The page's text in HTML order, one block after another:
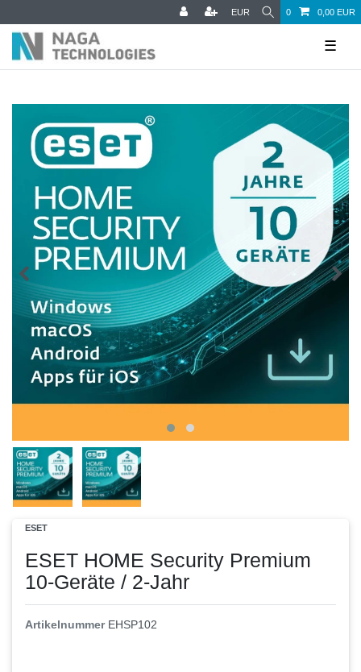
EUR 0 0,00 EUR
☰
ESET
ESET HOME Security Premium
10-Geräte / 2-Jahr
Artikelnummer EHSP102